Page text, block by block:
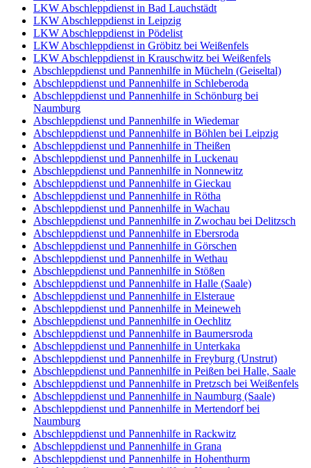
LKW Abschleppdienst in Bad Lauchstädt
LKW Abschleppdienst in Leipzig
LKW Abschleppdienst in Pödelist
LKW Abschleppdienst in Gröbitz bei Weißenfels
LKW Abschleppdienst in Krauschwitz bei Weißenfels
Abschleppdienst und Pannenhilfe in Mücheln (Geiseltal)
Abschleppdienst und Pannenhilfe in Schleberoda
Abschleppdienst und Pannenhilfe in Schönburg bei
Naumburg
Abschleppdienst und Pannenhilfe in Wiedemar
Abschleppdienst und Pannenhilfe in Böhlen bei Leipzig
Abschleppdienst und Pannenhilfe in Theißen
Abschleppdienst und Pannenhilfe in Luckenau
Abschleppdienst und Pannenhilfe in Nonnewitz
Abschleppdienst und Pannenhilfe in Gieckau
Abschleppdienst und Pannenhilfe in Rötha
Abschleppdienst und Pannenhilfe in Wachau
Abschleppdienst und Pannenhilfe in Zwochau bei Delitzsch
Abschleppdienst und Pannenhilfe in Ebersroda
Abschleppdienst und Pannenhilfe in Görschen
Abschleppdienst und Pannenhilfe in Wethau
Abschleppdienst und Pannenhilfe in Stößen
Abschleppdienst und Pannenhilfe in Halle (Saale)
Abschleppdienst und Pannenhilfe in Elsteraue
Abschleppdienst und Pannenhilfe in Meineweh
Abschleppdienst und Pannenhilfe in Oechlitz
Abschleppdienst und Pannenhilfe in Baumersroda
Abschleppdienst und Pannenhilfe in Unterkaka
Abschleppdienst und Pannenhilfe in Freyburg (Unstrut)
Abschleppdienst und Pannenhilfe in Peißen bei Halle, Saale
Abschleppdienst und Pannenhilfe in Pretzsch bei Weißenfels
Abschleppdienst und Pannenhilfe in Naumburg (Saale)
Abschleppdienst und Pannenhilfe in Mertendorf bei
Naumburg
Abschleppdienst und Pannenhilfe in Rackwitz
Abschleppdienst und Pannenhilfe in Grana
Abschleppdienst und Pannenhilfe in Hohenthurm